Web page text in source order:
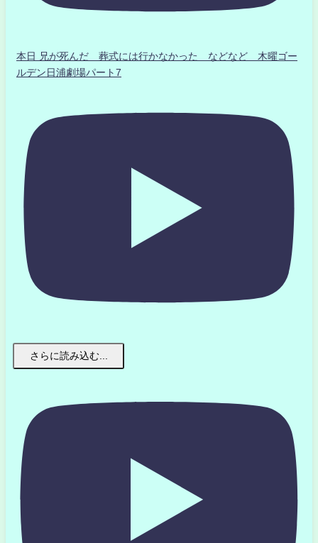
本日 兄が死んだ 葬式には行かなかった などなど 木曜ゴー
ルデン日浦劇場パート7
さらに読み込む...